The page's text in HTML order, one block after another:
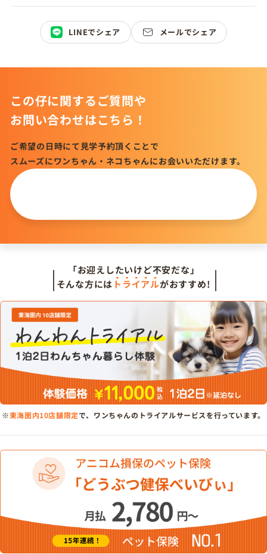
LINEでシェア メールでシェア
この仔に関するご質問や
お問い合わせはこちら！
ご希望の日時にて見学予約頂くことで
スムーズにワンちゃん・ネコちゃんにお会いいただけます。
「お迎えしたいけど不安だな」
そんな方には トライアルがおすすめ!
※東海圏内10店舗限定で、ワンちゃんのトライアルサービスを行っています。